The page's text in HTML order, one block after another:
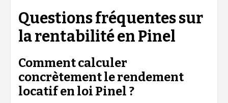
Questions fréquentes sur
la rentabilité en Pinel
Comment calculer
concrètement le rendement
locatif en loi Pinel ?